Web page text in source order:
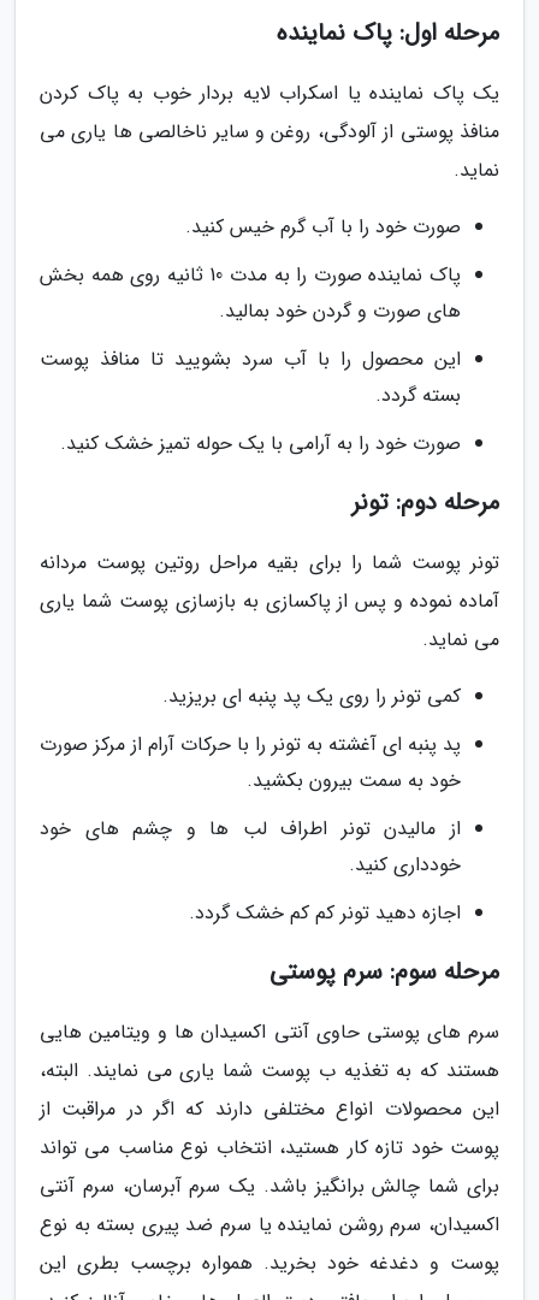
مرحله اول: پاک نماینده
یک پاک نماینده یا اسکراب لایه بردار خوب به پاک کردن
منافذ پوستی از آلودگی، روغن و سایر ناخالصی ها یاری می
نماید.
صورت خود را با آب گرم خیس کنید.
پاک نماینده صورت را به مدت 10 ثانیه روی همه بخش
های صورت و گردن خود بمالید.
این محصول را با آب سرد بشویید تا منافذ پوست
بسته گردد.
صورت خود را به آرامی با یک حوله تمیز خشک کنید.
مرحله دوم: تونر
تونر پوست شما را برای بقیه مراحل روتین پوست مردانه
آماده نموده و پس از پاکسازی به بازسازی پوست شما یاری
می نماید.
کمی تونر را روی یک پد پنبه ای بریزید.
پد پنبه ای آغشته به تونر را با حرکات آرام از مرکز صورت
خود به سمت بیرون بکشید.
از مالیدن تونر اطراف لب ها و چشم های خود
خودداری کنید.
اجازه دهید تونر کم کم خشک گردد.
مرحله سوم: سرم پوستی
سرم های پوستی حاوی آنتی اکسیدان ها و ویتامین هایی
هستند که به تغذیه ب پوست شما یاری می نمایند. البته،
این محصولات انواع مختلفی دارند که اگر در مراقبت از
پوست خود تازه کار هستید، انتخاب نوع مناسب می تواند
برای شما چالش برانگیز باشد. یک سرم آبرسان، سرم آنتی
اکسیدان، سرم روشن نماینده یا سرم ضد پیری بسته به نوع
پوست و دغدغه خود بخرید. همواره برچسب بطری این